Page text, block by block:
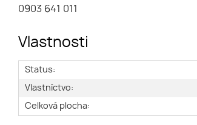
0903 641 011
Vlastnosti
Status:
Vlastníctvo:
Celková plocha: